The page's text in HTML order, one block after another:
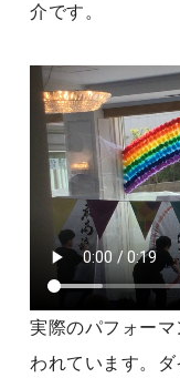
介です。
実際のパフォー
われています。